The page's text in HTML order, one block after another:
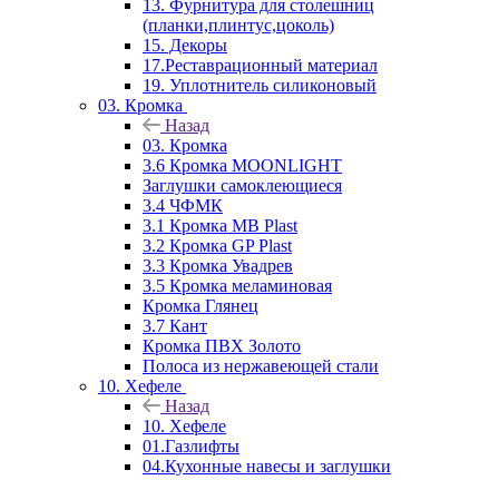
13. Фурнитура для столешниц
(планки,плинтус,цоколь)
15. Декоры
17.Реставрационный материал
19. Уплотнитель силиконовый
03. Кромка
Назад
03. Кромка
3.6 Кромка MOONLIGHT
Заглушки самоклеющиеся
3.4 ЧФМК
3.1 Кромка MB Plast
3.2 Кромка GP Plast
3.3 Кромка Увадрев
3.5 Кромка меламиновая
Кромка Глянец
3.7 Кант
Кромка ПВХ Золото
Полоса из нержавеющей стали
10. Хефеле
Назад
10. Хефеле
01.Газлифты
04.Кухонные навесы и заглушки